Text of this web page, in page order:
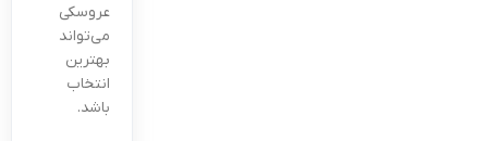
عروسکی
می‌تواند
بهترین
انتخاب
باشد.